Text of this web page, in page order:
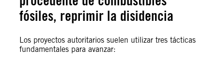
fósiles, reprimir la disidencia
Los proyectos autoritarios suelen utilizar tres tácticas
fundamentales para avanzar: